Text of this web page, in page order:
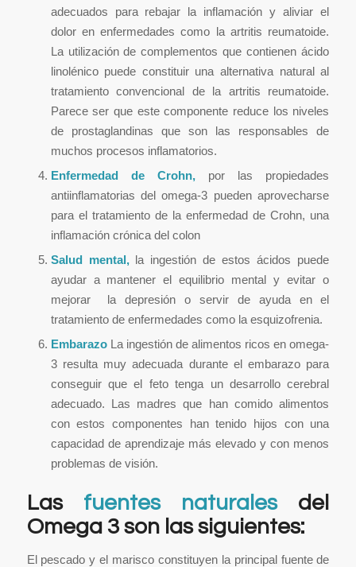
adecuados para rebajar la inflamación y aliviar el
dolor en enfermedades como la artritis reumatoide.
La utilización de complementos que contienen ácido
linolénico puede constituir una alternativa natural al
tratamiento convencional de la artritis reumatoide.
Parece ser que este componente reduce los niveles
de prostaglandinas que son las responsables de
muchos procesos inflamatorios.
Enfermedad de Crohn, por las propiedades
antiinflamatorias del omega-3 pueden aprovecharse
para el tratamiento de la enfermedad de Crohn, una
inflamación crónica del colon
Salud mental,la ingestión de estos ácidos puede
ayudar a mantener el equilibrio mental y evitar o
mejorar la depresión o servir de ayuda en el
tratamiento de enfermedades como la esquizofrenia.
EmbarazoLa ingestión de alimentos ricos en omega-
3 resulta muy adecuada durante el embarazo para
conseguir que el feto tenga un desarrollo cerebral
adecuado. Las madres que han comido alimentos
con estos componentes han tenido hijos con una
capacidad de aprendizaje más elevado y con menos
problemas de visión.
Las fuentes naturalesdel
Omega 3 son las siguientes:
El pescado y el marisco constituyen la principal fuente de